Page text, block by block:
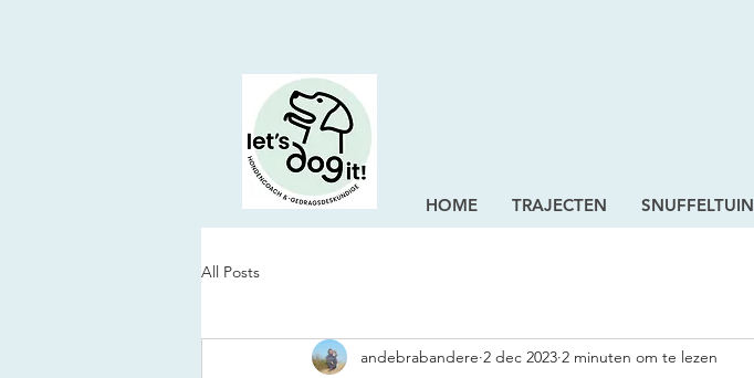
HOME TRAJECTEN SNUFFELTUIN
All Posts
andebrabandere 2 dec 2023 2 minuten om te lezen